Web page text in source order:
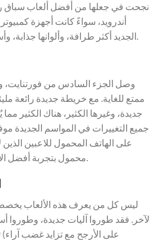
نجحت في جعلها من أفضل ألعاب سباق
أندرويد، سواءً كانت أجهزة
الجديد أكثر طرافة، وألوانها جذابة، وأسلحتها ليست مجرد أسلحة.
وصل الجزء السادس من فورتنايت،
ممتع للغاية. مع خريطة جديدة رائعة
جديدة، وغيرها الكثير، هناك الكثير
جميع التغييرات في المواسم الجديدة
على الهاتف المحمول للاعبين الذين
ليس كل من يعرف هذه الألعاب
لآخر. فقد طوروا آليات جديدة، وطوروا